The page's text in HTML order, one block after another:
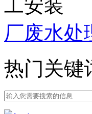
厂废水处
热门关键